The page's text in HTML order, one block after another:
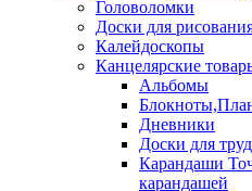
Головоломки
Доски для
Калейдоскопы
Канцелярские
Альбомы
Дневники
Доски для
Карандаши
карандашей